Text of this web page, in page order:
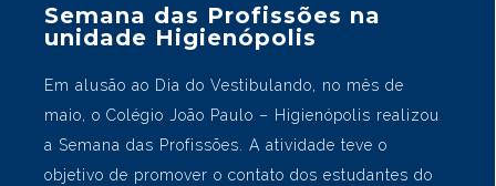
repletos de sorrisos, danças e delícias
gastronômicas das festas junina e julina das
nossas unidades: Higienópolis: Praia de Belas:
LEIA MAIS